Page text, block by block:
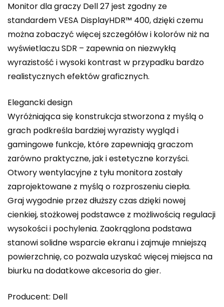
Monitor dla graczy Dell 27 jest zgodny ze
standardem VESA DisplayHDR™ 400, dzięki czemu
można zobaczyć więcej szczegółów i kolorów niż na
wyświetlaczu SDR – zapewnia on niezwykłą
wyrazistość i wysoki kontrast w przypadku bardzo
realistycznych efektów graficznych.
Elegancki design
Wyróżniająca się konstrukcja stworzona z myślą o
grach podkreśla bardziej wyrazisty wygląd i
gamingowe funkcje, które zapewniają graczom
zarówno praktyczne, jak i estetyczne korzyści.
Otwory wentylacyjne z tyłu monitora zostały
zaprojektowane z myślą o rozproszeniu ciepła.
Graj wygodnie przez dłuższy czas dzięki nowej
cienkiej, stożkowej podstawce z możliwością regulacji
wysokości i pochylenia. Zaokrąglona podstawa
stanowi solidne wsparcie ekranu i zajmuje mniejszą
powierzchnię, co pozwala uzyskać więcej miejsca na
biurku na dodatkowe akcesoria do gier.
Producent: Dell